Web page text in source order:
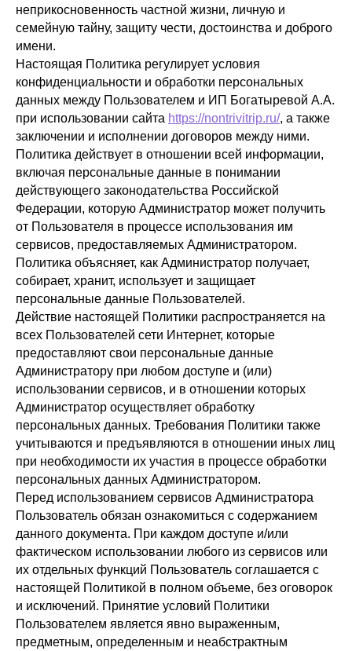
неприкосновенность частной жизни, личную и
семейную тайну, защиту чести, достоинства и доброго
имени.
Настоящая Политика регулирует условия
конфиденциальности и обработки персональных
данных между Пользователем и ИП Богатыревой А.А.
при использовании сайта https://nontrivitrip.ru/, а также
заключении и исполнении договоров между ними.
Политика действует в отношении всей информации,
включая персональные данные в понимании
действующего законодательства Российской
Федерации, которую Администратор может получить
от Пользователя в процессе использования им
сервисов, предоставляемых Администратором.
Политика объясняет, как Администратор получает,
собирает, хранит, использует и защищает
персональные данные Пользователей.
Действие настоящей Политики распространяется на
всех Пользователей сети Интернет, которые
предоставляют свои персональные данные
Администратору при любом доступе и (или)
использовании сервисов, и в отношении которых
Администратор осуществляет обработку
персональных данных. Требования Политики также
учитываются и предъявляются в отношении иных лиц
при необходимости их участия в процессе обработки
персональных данных Администратором.
Перед использованием сервисов Администратора
Пользователь обязан ознакомиться с содержанием
данного документа. При каждом доступе и/или
фактическом использовании любого из сервисов или
их отдельных функций Пользователь соглашается с
настоящей Политикой в полном объеме, без оговорок
и исключений. Принятие условий Политики
Пользователем является явно выраженным,
предметным, определенным и неабстрактным